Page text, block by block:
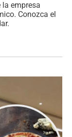
empresa
Conozca el